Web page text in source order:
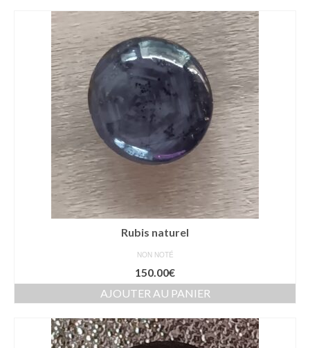
Rubis naturel
NON NOTÉ
150.00€
AJOUTER AU PANIER